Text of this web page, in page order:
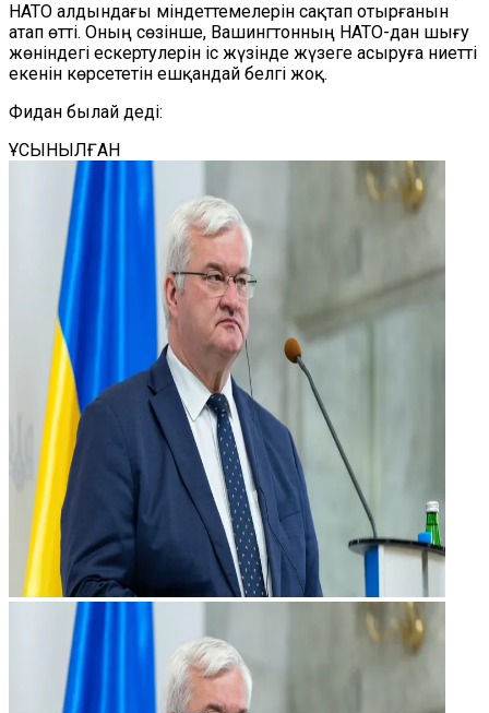
НАТО алдындағы міндеттемелерін сақтап отырғанын
атап өтті. Оның сөзінше, Вашингтонның НАТО-дан шығу
жөніндегі ескертулерін іс жүзінде жүзеге асыруға ниетті
екенін көрсететін ешқандай белгі жоқ.
Фидан былай деді:
ҰСЫНЫЛҒАН